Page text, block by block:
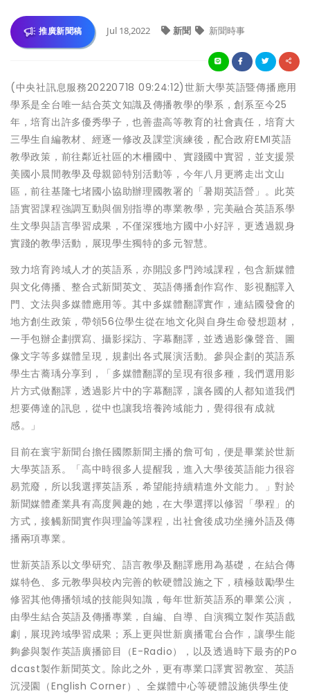
推廣新聞稿 Jul 18,2022 新聞 新聞時事
(中央社訊息服務20220718 09:24:12)世新大學英語暨傳播應用
學系是全台唯一結合英文知識及傳播教學的學系，創系至今25
年，培育出許多優秀學子，也善盡高等教育的社會責任，培育大
三學生自編教材、經逐一修改及課堂演練後，配合政府EMI英語
教學政策，前往鄰近社區的木柵國中、實踐國中實習，並支援景
美國小晨間教學及母親節特別活動等，今年八月更將走出文山
區，前往基隆七堵國小協助辦理國教署的「暑期英語營」。此英
語實習課程強調互動與個別指導的專業教學，完美融合英語系學
生文學與語言學習成果，不僅深獲地方國中小好評，更透過親身
實踐的教學活動，展現學生獨特的多元智慧。
致力培育跨域人才的英語系，亦開設多門跨域課程，包含新媒體
與文化傳播、整合式新聞英文、英語傳播創作寫作、影視翻譯入
門、文法與多媒體應用等。其中多媒體翻譯實作，連結國發會的
地方創生政策，帶領56位學生從在地文化與自身生命發想題材，
一手包辦企劃撰寫、攝影採訪、字幕翻譯，並透過影像聲音、圖
像文字等多媒體呈現，規劃出各式展演活動。參與企劃的英語系
學生古蕎瑀分享到，「多媒體翻譯的呈現有很多種，我們選用影
片方式做翻譯，透過影片中的字幕翻譯，讓各國的人都知道我們
想要傳達的訊息，從中也讓我培養跨域能力，覺得很有成就
感。」
目前在寰宇新聞台擔任國際新聞主播的詹可旬，便是畢業於世新
大學英語系。「高中時很多人提醒我，進入大學後英語能力很容
易荒廢，所以我選擇英語系，希望能持續精進外文能力。」對於
新聞媒體產業具有高度興趣的她，在大學選擇以修習「學程」的
方式，接觸新聞實作與理論等課程，出社會後成功坐擁外語及傳
播兩項專業。
世新英語系以文學研究、語言教學及翻譯應用為基礎，在結合傳
媒特色、多元教學與校內完善的軟硬體設施之下，積極鼓勵學生
修習其他傳播領域的技能與知識，每年世新英語系的畢業公演，
由學生結合英語及傳播專業，自編、自導、自演獨立製作英語戲
劇，展現跨域學習成果；系上更與世新廣播電台合作，讓學生能
夠參與製作英語廣播節目（E-Radio），以及透過時下最夯的Po
dcast製作新聞英文。除此之外，更有專業口譯實習教室、英語
沉浸園（English Corner）、全媒體中心等硬體設施供學生使